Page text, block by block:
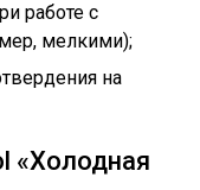
работе с
мелкими);
на
«Холодная